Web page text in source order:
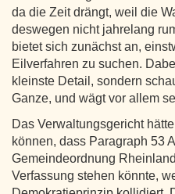
da die Zeit drängt, weil die
deswegen nicht jahrelang
bietet sich zunächst an,
Eilverfahren zu suchen.
kleinste Detail, sondern
Ganze, und wägt vor allem
Das Verwaltungsgericht
können, dass Paragraph 53
Gemeindeordnung
Verfassung stehen könnte,